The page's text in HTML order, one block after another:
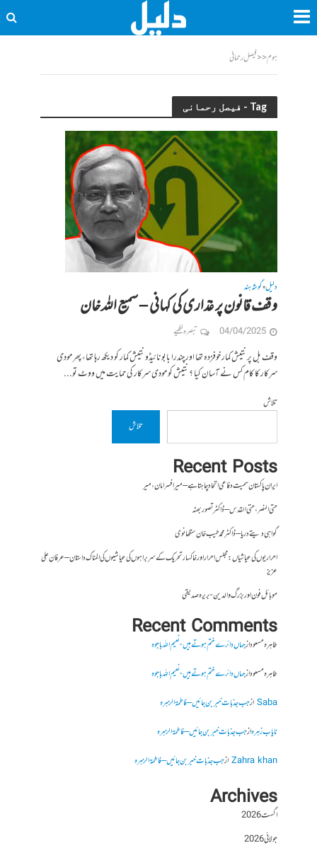
ہوم<<فیصل رحمانی
Tag - فیصل رحمانی
دلیل•گوشہ ہند
وقف قانون پر غدّاری کی کہانی – سمیع اللہ خان
04/04/2025 تبصرہ لکھیے
وقف بل پر نتیش کمار خوفزدہ تھا اور چندرا بابونائیڈو نتیش کمار کو دیکھ رہا تھا، پھر مودی
سرکار کا کام کس نے آسان کیا ؟ نتیش کو مودی سرکار کی حمایت میں ووٹ تو...
تلاش
تلاش
Recent Posts
ایران پاکستان سمیت دفاعی اتحاد چاہتا ہے – میر افسر امان،میر
حتی النصر ، حتی القدس – ڈاکٹر تصور بھٹہ
گواہی دیتے دریا – ڈاکٹر محمد طیب خان سنگھانوی
احراریوں کی عیاشیاں : مجلس احرار اور خاکسار تحریک کے سربراہوں کی عیاشیوں کی المناک داستان – عرفان علی
عزیز
موبائل فون اور بزرگ والدین- بریرہ صدیقی
Recent Comments
طاہرہ مسعودازجہاں دائرے ختم ہوتے ہیں- نعیم اللہ باجوہ
طاہرہ مسعودازجہاں دائرے ختم ہوتے ہیں- نعیم اللہ باجوہ
Sabaازجب جذبات خبر بن جائیں – فاطمۃالزہرہ
نایاب زہرہازجب جذبات خبر بن جائیں – فاطمۃالزہرہ
Zahra khanازجب جذبات خبر بن جائیں – فاطمۃالزہرہ
Archives
اگست 2026
جولائی 2026